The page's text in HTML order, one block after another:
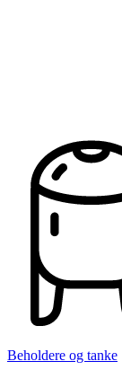
Beholdere og tanke